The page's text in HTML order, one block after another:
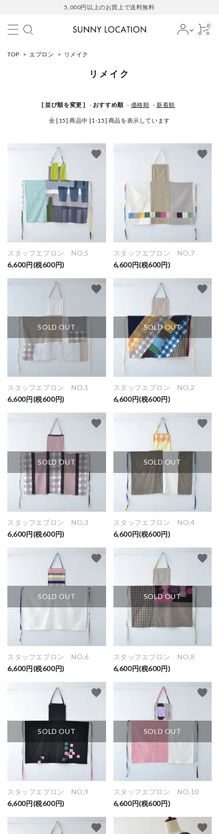
5,000円以上のお買上で送料無料
0
TOP > エプロン > リメイク
リメイク
[ 並び順を変更 ] - おすすめ順 - 価格順 -新着順
全 [15] 商品中 [1-15] 商品を表示しています
スタッフエプロン NO,5
6,600円(税600円)
favorite
スタッフエプロン NO,7
6,600円(税600円)
favorite
SOLD OUT
スタッフエプロン NO,1
6,600円(税600円)
favorite
SOLD OUT
スタッフエプロン NO,2
6,600円(税600円)
favorite
SOLD OUT
スタッフエプロン NO,3
6,600円(税600円)
favorite
SOLD OUT
スタッフエプロン NO,4
6,600円(税600円)
favorite
SOLD OUT
スタッフエプロン NO,6
6,600円(税600円)
favorite
SOLD OUT
スタッフエプロン NO,8
6,600円(税600円)
favorite
SOLD OUT
スタッフエプロン NO,9
6,600円(税600円)
favorite
SOLD OUT
スタッフエプロン NO,10
6,600円(税600円)
favorite
favorite favorite
キーワード
カテゴリー
検索する